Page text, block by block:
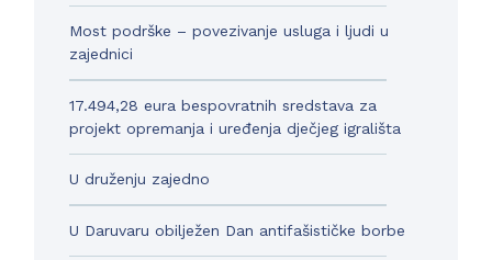
Most podrške – povezivanje usluga i ljudi u
zajednici
17.494,28 eura bespovratnih sredstava za
projekt opremanja i uređenja dječjeg igrališta
U druženju zajedno
U Daruvaru obilježen Dan antifašističke borbe